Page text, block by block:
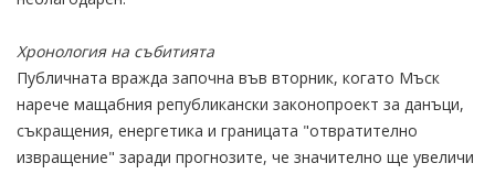
Хронология на събитията
Публичната вражда започна във вторник, когато Мъск
нарече мащабния републикански законопроект за данъци,
съкращения, енергетика и границата "отвратително
извращение" заради прогнозите, че значително ще увеличи